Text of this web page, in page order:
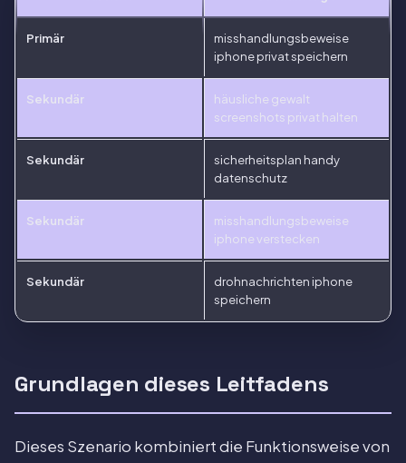
Primär
misshandlungsbeweise
iphone privat speichern
Sekundär
häusliche gewalt
screenshots privat halten
Sekundär
sicherheitsplan handy
datenschutz
Sekundär
misshandlungsbeweise
iphone verstecken
Sekundär
drohnachrichten iphone
speichern
Grundlagen dieses Leitfadens
Dieses Szenario kombiniert die Funktionsweise von